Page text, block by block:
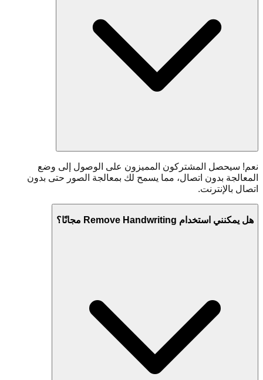
نعم! سيحصل المشتركون المميزون على الوصول إلى وضع
المعالجة بدون اتصال، مما يسمح لك بمعالجة الصور حتى بدون
اتصال بالإنترنت.
هل يمكنني استخدام Remove Handwriting مجانًا؟